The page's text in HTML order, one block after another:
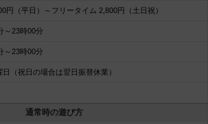
円（平日）～フリータイム 2,800円（土日祝）
～23時00分
～23時00分
日（祝日の場合は翌日振替休業）
通常時の遊び方